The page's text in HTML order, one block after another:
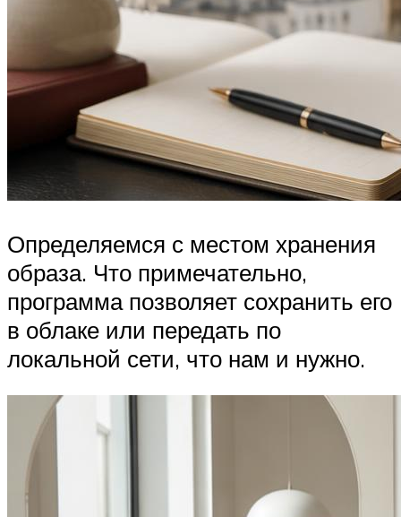
Определяемся с местом хранения
образа. Что примечательно,
программа позволяет сохранить его
в облаке или передать по
локальной сети, что нам и нужно.